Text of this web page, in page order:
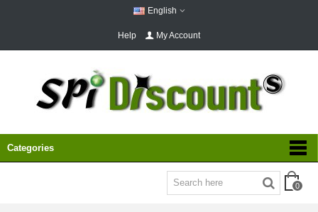
English
Help My Account
Categories
0